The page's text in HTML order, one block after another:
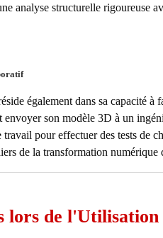
analyse structurelle rigoureuse
également dans sa capacité
envoyer son modèle 3D à un
pour effectuer des tests de
de la transformation numérique
lors de l'Utilisation